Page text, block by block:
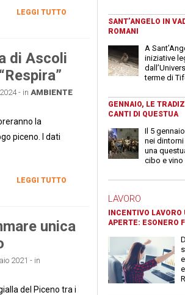
LEGGI TUTTO
di Ascoli
- in AMBIENTE
la
piceno. I dati
LEGGI TUTTO
unica
2021 - in
del Piceno tra i
SANT’ANGELO IN
ROMANI
A
iniziative
terme di
GENNAIO, LE
CANTI DI QUESTUA
Il 5
nei
una
cibo e vino
LAVORO
INCENTIVO
APERTE: ESONERO